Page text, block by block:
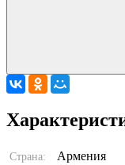
Страна: Армения